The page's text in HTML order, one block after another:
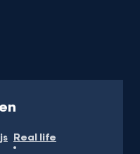
NPO
Real life